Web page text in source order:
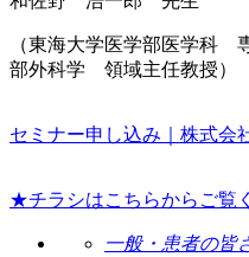
（東海大学医学部医学科
部外科学 領域主任教授）
セミナー申し込み｜株式会
★チラシはこちらからご覧
一般・患者の皆